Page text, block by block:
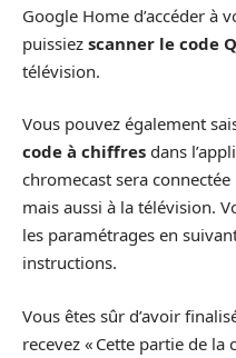
Google Home d’accéder à
puissiez scanner le code
télévision.
Vous pouvez également
code à chiffres dans
chromecast sera
mais aussi à la télévision.
les paramétrages en
instructions.
Vous êtes sûr d’avoir
recevez « Cette partie de